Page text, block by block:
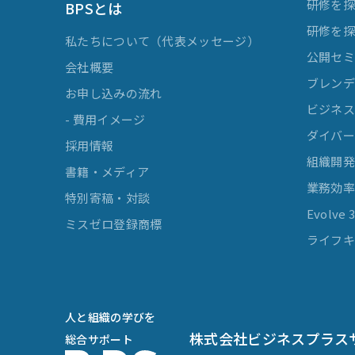
BPSとは
私たちについて（代表メッセージ）
会社概要
お申し込みの流れ
- 費用イメージ
採用情報
書籍・メディア
特別寄稿・対談
ミスゼロ登録商標
研修を
研修を
公開セ
ブレン
ビジネ
ダイバ
組織開発
業務効
Evolve
ライフ
人と組織の学びを
総合サポート
株式会社ビジネスプラス